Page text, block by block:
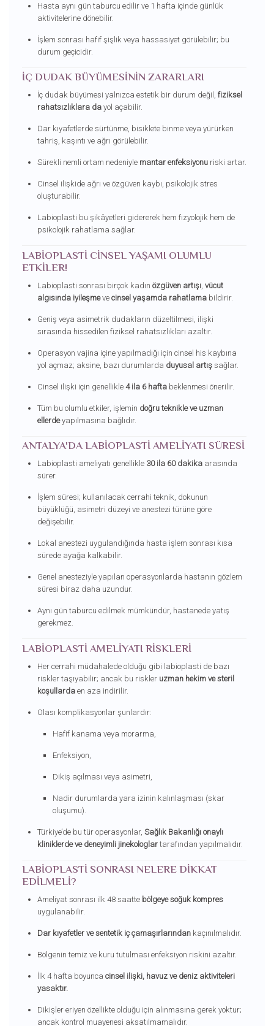
Hasta aynı gün taburcu edilir ve 1 hafta içinde günlük
aktivitelerine dönebilir.
İşlem sonrası hafif şişlik veya hassasiyet görülebilir; bu
durum geçicidir.
İÇ DUDAK BÜYÜMESININ ZARARLARI
İç dudak büyümesi yalnızca estetik bir durum değil, fiziksel
rahatsızlıklara dayol açabilir.
Dar kıyafetlerde sürtünme, bisiklete binme veya yürürken
tahriş, kaşıntı ve ağrı görülebilir.
Sürekli nemli ortam nedeniyle mantar enfeksiyonuriski artar.
Cinsel ilişkide ağrı ve özgüven kaybı, psikolojik stres
oluşturabilir.
Labioplasti bu şikâyetleri gidererek hem fizyolojik hem de
psikolojik rahatlama sağlar.
LABIOPLASTI CINSEL YAŞAMI OLUMLU
ETKILER!
Labioplasti sonrası birçok kadın özgüven artışı, vücut
algısında iyileşmeve cinsel yaşamda rahatlamabildirir.
Geniş veya asimetrik dudakların düzeltilmesi, ilişki
sırasında hissedilen fiziksel rahatsızlıkları azaltır.
Operasyon vajina içine yapılmadığı için cinsel his kaybına
yol açmaz; aksine, bazı durumlarda duyusal artışsağlar.
Cinsel ilişki için genellikle 4 ila 6 haftabeklenmesi önerilir.
Tüm bu olumlu etkiler, işlemin doğru teknikle ve uzman
ellerdeyapılmasına bağlıdır.
ANTALYA'DA LABIOPLASTI AMELIYATI SÜRESI
Labioplasti ameliyatı genellikle 30 ila 60 dakikaarasında
sürer.
İşlem süresi; kullanılacak cerrahi teknik, dokunun
büyüklüğü, asimetri düzeyi ve anestezi türüne göre
değişebilir.
Lokal anestezi uygulandığında hasta işlem sonrası kısa
sürede ayağa kalkabilir.
Genel anesteziyle yapılan operasyonlarda hastanın gözlem
süresi biraz daha uzundur.
Aynı gün taburcu edilmek mümkündür, hastanede yatış
gerekmez.
LABIOPLASTI AMELIYATI RISKLERI
Her cerrahi müdahalede olduğu gibi labioplasti de bazı
riskler taşıyabilir; ancak bu riskler uzman hekim ve steril
koşullardaen aza indirilir.
Olası komplikasyonlar şunlardır:
Hafif kanama veya morarma,
Enfeksiyon,
Dikiş açılması veya asimetri,
Nadir durumlarda yara izinin kalınlaşması (skar
oluşumu).
Türkiye’de bu tür operasyonlar, Sağlık Bakanlığı onaylı
kliniklerde ve deneyimli jinekologlartarafından yapılmalıdır.
LABIOPLASTI SONRASI NELERE DIKKAT
EDILMELI?
Ameliyat sonrası ilk 48 saatte bölgeye soğuk kompres
uygulanabilir.
Dar kıyafetler ve sentetik iç çamaşırlarındankaçınılmalıdır.
Bölgenin temiz ve kuru tutulması enfeksiyon riskini azaltır.
İlk 4 hafta boyunca cinsel ilişki, havuz ve deniz aktiviteleri
yasaktır.
Dikişler eriyen özellikte olduğu için alınmasına gerek yoktur;
ancak kontrol muayenesi aksatılmamalıdır.